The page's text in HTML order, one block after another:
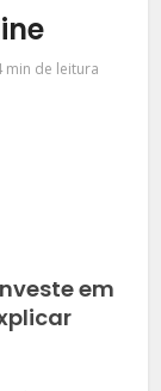
min de leitura
em